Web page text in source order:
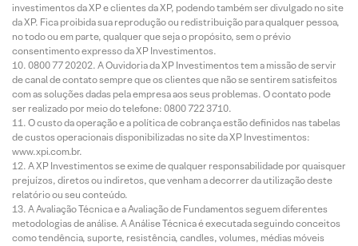
investimentos da XP e clientes da XP, podendo também ser divulgado no site
da XP. Fica proibida sua reprodução ou redistribuição para qualquer pessoa,
no todo ou em parte, qualquer que seja o propósito, sem o prévio
consentimento expresso da XP Investimentos.
0800 77 20202. A Ouvidoria da XP Investimentos tem a missão de servir
de canal de contato sempre que os clientes que não se sentirem satisfeitos
com as soluções dadas pela empresa aos seus problemas. O contato pode
ser realizado por meio do telefone: 0800 722 3710.
O custo da operação e a política de cobrança estão definidos nas tabelas
de custos operacionais disponibilizadas no site da XP Investimentos:
www.xpi.com.br.
A XP Investimentos se exime de qualquer responsabilidade por quaisquer
prejuízos, diretos ou indiretos, que venham a decorrer da utilização deste
relatório ou seu conteúdo.
A Avaliação Técnica e a Avaliação de Fundamentos seguem diferentes
metodologias de análise. A Análise Técnica é executada seguindo conceitos
como tendência, suporte, resistência, candles, volumes, médias móveis